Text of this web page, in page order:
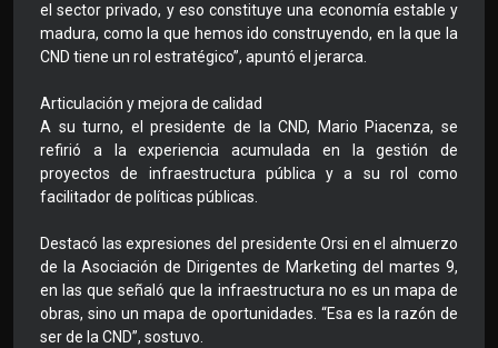
el sector privado, y eso constituye una economía estable y
madura, como la que hemos ido construyendo, en la que la
CND tiene un rol estratégico”, apuntó el jerarca.
Articulación y mejora de calidad
A su turno, el presidente de la CND, Mario Piacenza, se
refirió a la experiencia acumulada en la gestión de
proyectos de infraestructura pública y a su rol como
facilitador de políticas públicas.
Destacó las expresiones del presidente Orsi en el almuerzo
de la Asociación de Dirigentes de Marketing del martes 9,
en las que señaló que la infraestructura no es un mapa de
obras, sino un mapa de oportunidades. “Esa es la razón de
ser de la CND”, sostuvo.